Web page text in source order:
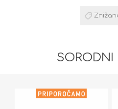
SORODNI